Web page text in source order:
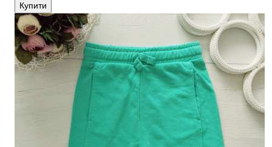
Купити